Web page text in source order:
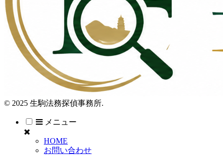
© 2025 生駒法務探偵事務所.
メニュー
HOME
お問い合わせ